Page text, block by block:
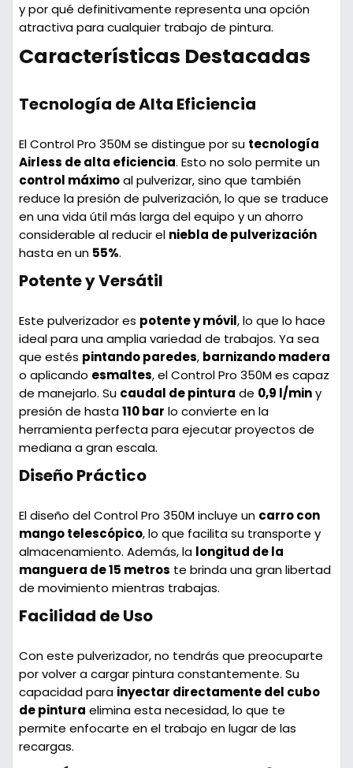
y por qué definitivamente representa una opción
atractiva para cualquier trabajo de pintura.
Características Destacadas
Tecnología de Alta Eficiencia
El Control Pro 350M se distingue por su tecnología
Airless de alta eficiencia. Esto no solo permite un
control máximoal pulverizar, sino que también
reduce la presión de pulverización, lo que se traduce
en una vida útil más larga del equipo y un ahorro
considerable al reducir el niebla de pulverización
hasta en un 55%.
Potente y Versátil
Este pulverizador es potente y móvil, lo que lo hace
ideal para una amplia variedad de trabajos. Ya sea
que estés pintando paredes, barnizando madera
o aplicando esmaltes, el Control Pro 350M es capaz
de manejarlo. Su caudal de pintura de 0,9 l/miny
presión de hasta110 bar lo convierte en la
herramienta perfecta para ejecutar proyectos de
mediana a gran escala.
Diseño Práctico
El diseño del Control Pro 350M incluye un carro con
mango telescópico, lo que facilita su transporte y
almacenamiento. Además, la longitud de la
manguera de 15 metros te brinda una gran libertad
de movimiento mientras trabajas.
Facilidad de Uso
Con este pulverizador, no tendrás que preocuparte
por volver a cargar pintura constantemente. Su
capacidad para inyectar directamente del cubo
de pintura elimina esta necesidad, lo que te
permite enfocarte en el trabajo en lugar de las
recargas.